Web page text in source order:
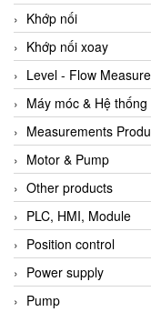
Khớp nối
Khớp nối xoay
Level - Flow
Máy móc & Hệ thống
Measurements
Motor & Pump
Other products
PLC, HMI, Module
Position control
Power supply
Pump